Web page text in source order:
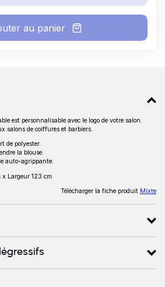
au panier
est personnalisable avec le logo de votre salon.
salons de coiffures et barbiers.
de polyester.
la blouse.
auto-agrippante.
Largeur 123 cm.
Télécharger la fiche produit Mixte